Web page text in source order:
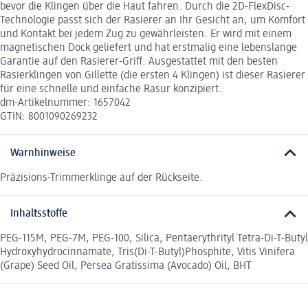
bevor die Klingen über die Haut fahren. Durch die 2D-FlexDisc-
Technologie passt sich der Rasierer an Ihr Gesicht an, um Komfort
und Kontakt bei jedem Zug zu gewährleisten. Er wird mit einem
magnetischen Dock geliefert und hat erstmalig eine lebenslange
Garantie auf den Rasierer-Griff. Ausgestattet mit den besten
Rasierklingen von Gillette (die ersten 4 Klingen) ist dieser Rasierer
für eine schnelle und einfache Rasur konzipiert.
dm-Artikelnummer: 1657042
GTIN: 8001090269232
Warnhinweise
Präzisions-Trimmerklinge auf der Rückseite.
Inhaltsstoffe
PEG-115M, PEG-7M, PEG-100, Silica, Pentaerythrityl Tetra-Di-T-Butyl
Hydroxyhydrocinnamate, Tris(Di-T-Butyl)Phosphite, Vitis Vinifera
(Grape) Seed Oil, Persea Gratissima (Avocado) Oil, BHT